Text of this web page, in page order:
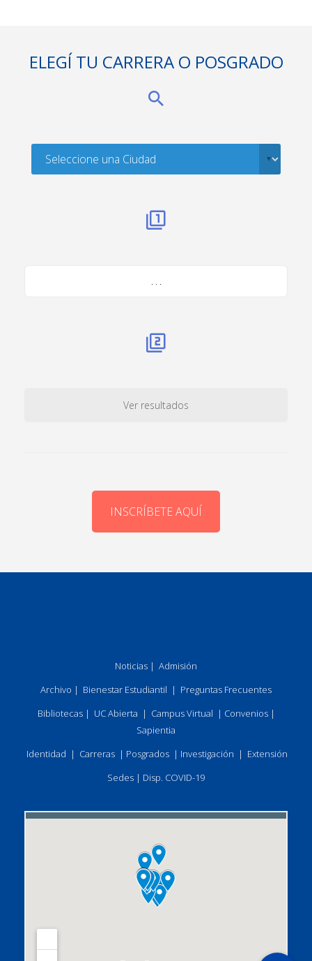
ELEGÍ TU CARRERA O POSGRADO
. . .
Ver resultados
INSCRÍBETE AQUÍ
Noticias | Admisión
Archivo | Bienestar Estudiantil | Preguntas Frecuentes
Bibliotecas| UC Abierta | Campus Virtual | Convenios|
Sapientia
Identidad | Carreras | Posgrados | Investigación | Extensión
Sedes | Disp. COVID-19